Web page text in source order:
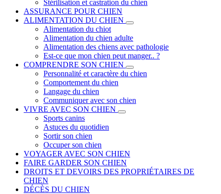
Stérilisation et castration du chien
ASSURANCE POUR CHIEN
ALIMENTATION DU CHIEN
Alimentation du chiot
Alimentation du chien adulte
Alimentation des chiens avec pathologie
Est-ce que mon chien peut manger.. ?
COMPRENDRE SON CHIEN
Personnalité et caractère du chien
Comportement du chien
Langage du chien
Communiquer avec son chien
VIVRE AVEC SON CHIEN
Sports canins
Astuces du quotidien
Sortir son chien
Occuper son chien
VOYAGER AVEC SON CHIEN
FAIRE GARDER SON CHIEN
DROITS ET DEVOIRS DES PROPRIÉTAIRES DE
CHIEN
DÉCÈS DU CHIEN